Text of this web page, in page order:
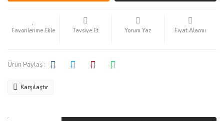
Tavsiye Et Yorum Yaz Fiyat Alarmı
Ürün Paylaş :
Karşılaştır